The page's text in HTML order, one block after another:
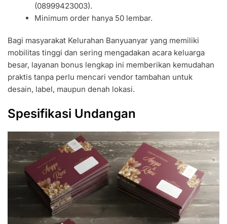
(08999423003).
Minimum order hanya 50 lembar.
Bagi masyarakat Kelurahan Banyuanyar yang memiliki
mobilitas tinggi dan sering mengadakan acara keluarga
besar, layanan bonus lengkap ini memberikan kemudahan
praktis tanpa perlu mencari vendor tambahan untuk
desain, label, maupun denah lokasi.
Spesifikasi Undangan